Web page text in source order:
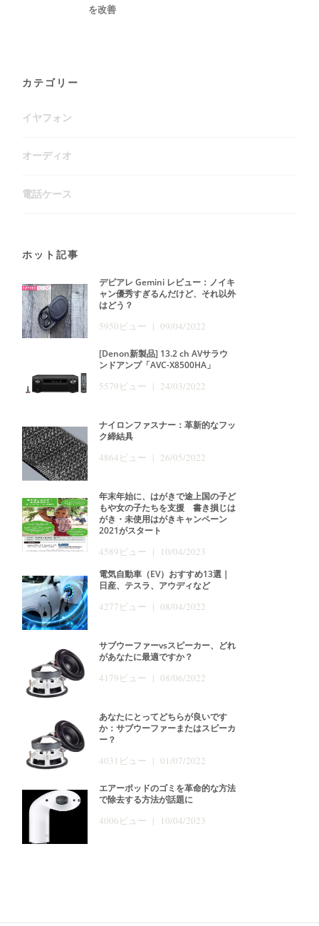
を改善
カテゴリー
イヤフォン
オーディオ
電話ケース
ホット記事
デビアレ Gemini レビュー：ノイキ
ャン優秀すぎるんだけど、それ以外
はどう？
5950ビュー | 09/04/2022
[Denon新製品] 13.2 ch AVサラウ
ンドアンプ「AVC-X8500HA」
5579ビュー | 24/03/2022
ナイロンファスナー：革新的なフッ
ク締結具
4864ビュー | 26/05/2022
年末年始に、はがきで途上国の子ど
もや女の子たちを支援 書き損じは
がき・未使用はがきキャンペーン
2021がスタート
4589ビュー | 10/04/2023
電気自動車（EV）おすすめ13選｜
日産、テスラ、アウディなど
4277ビュー | 08/04/2022
サブウーファーvsスピーカー、どれ
があなたに最適ですか？
4179ビュー | 08/06/2022
あなたにとってどちらが良いです
か：サブウーファーまたはスピーカ
ー？
4031ビュー | 01/07/2022
エアーポッドのゴミを革命的な方法
で除去する方法が話題に
4006ビュー | 10/04/2023